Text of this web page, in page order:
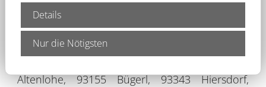
Aichkirchen, 93336 Tettenwang, 92345
Schweinkofen, 93155 Albertshofen, 93155 Haid,
93336 Thannhausen, 93155 Lautersee, 93351
Altenlohe, 93155 Bügerl, 93343 Hiersdorf,
Details
Nur die Nötigsten